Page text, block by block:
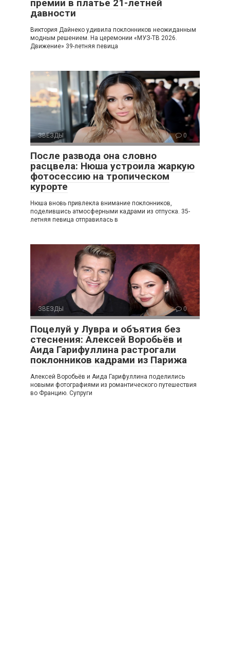
премии в платье 21-летней
давности
Виктория Дайнеко удивила поклонников неожиданным
модным решением. На церемонии «МУЗ-ТВ 2026.
Движение» 39-летняя певица
ЗВЕЗДЫ 0
После развода она словно
расцвела: Нюша устроила жаркую
фотосессию на тропическом
курорте
Нюша вновь привлекла внимание поклонников,
поделившись атмосферными кадрами из отпуска. 35-
летняя певица отправилась в
ЗВЕЗДЫ 0
Поцелуй у Лувра и объятия без
стеснения: Алексей Воробьёв и
Аида Гарифуллина растрогали
поклонников кадрами из Парижа
Алексей Воробьёв и Аида Гарифуллина поделились
новыми фотографиями из романтического путешествия
во Францию. Супруги